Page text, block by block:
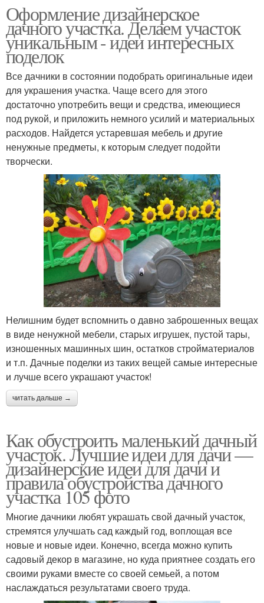
Оформление дизайнерское
дачного участка. Делаем участок
уникальным - идеи интересных
поделок
Все дачники в состоянии подобрать оригинальные идеи
для украшения участка. Чаще всего для этого
достаточно употребить вещи и средства, имеющиеся
под рукой, и приложить немного усилий и материальных
расходов. Найдется устаревшая мебель и другие
ненужные предметы, к которым следует подойти
творчески.
Нелишним будет вспомнить о давно заброшенных вещах
в виде ненужной мебели, старых игрушек, пустой тары,
изношенных машинных шин, остатков стройматериалов
и т.п. Дачные поделки из таких вещей самые интересные
и лучше всего украшают участок!
читать дальше →
Как обустроить маленький дачный
участок. Лучшие идеи для дачи —
дизайнерские идеи для дачи и
правила обустройства дачного
участка 105 фото
Многие дачники любят украшать свой дачный участок,
стремятся улучшать сад каждый год, воплощая все
новые и новые идеи. Конечно, всегда можно купить
садовый декор в магазине, но куда приятнее создать его
своими руками вместе со своей семьей, а потом
наслаждаться результатами своего труда.